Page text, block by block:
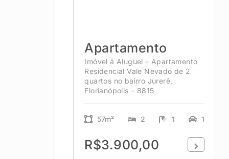
Apartamento
Imóvel á Aluguel – Apartamento
Residencial Vale Nevado de 2
quartos no bairro Jurerê,
Florianópolis – 8815
57m² 2 1 1
R$3.900,00